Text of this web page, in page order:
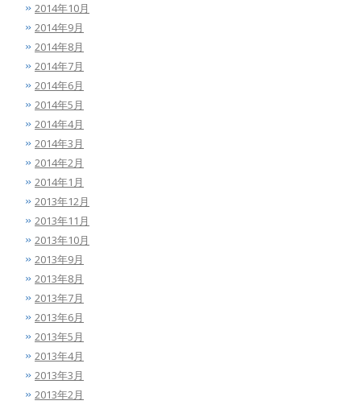
2014年10月
2014年9月
2014年8月
2014年7月
2014年6月
2014年5月
2014年4月
2014年3月
2014年2月
2014年1月
2013年12月
2013年11月
2013年10月
2013年9月
2013年8月
2013年7月
2013年6月
2013年5月
2013年4月
2013年3月
2013年2月